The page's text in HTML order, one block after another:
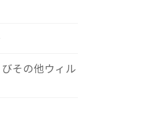
その他ウィル